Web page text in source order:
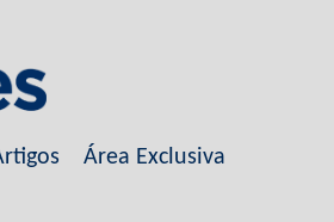
Área Exclusiva